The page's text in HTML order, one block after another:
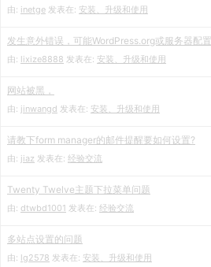
由: inetge 发表在: 安装、升级和使用
发生意外错误，可能WordPress.org或服务器配置
由: lixize8888 发表在: 安装、升级和使用
网站被黑，
由: jinwangd 发表在: 安装、升级和使用
请教下form manager的邮件提醒要如何设置?
由: jiaz 发表在: 经验交流
Twenty Twelve主题下拉菜单问题
由: dtwbd1001 发表在: 经验交流
多站点设置的问题
由: lg2578 发表在: 安装、升级和使用